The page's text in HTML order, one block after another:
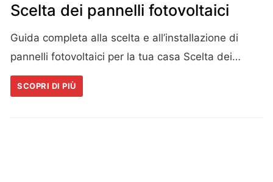
Scelta dei pannelli fotovoltaici
Guida completa alla scelta e all’installazione di
pannelli fotovoltaici per la tua casa Scelta dei…
SCOPRI DI PIÙ